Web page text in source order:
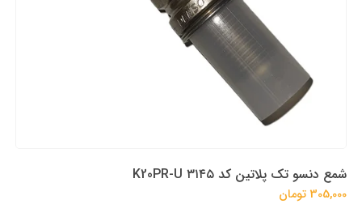
شمع دنسو تک پلاتین کد K20PR-U ۳۱۴۵
305,000 تومان